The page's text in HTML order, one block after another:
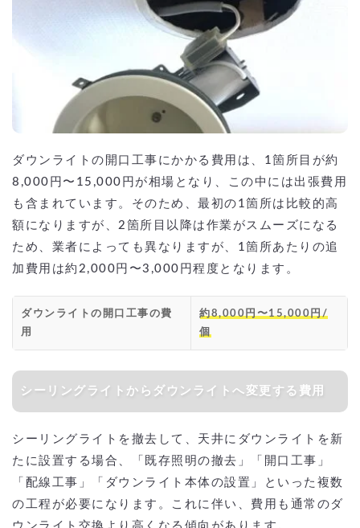
ダウンライトの開口工事にかかる費用は、1箇所目が約
8,000円〜15,000円が相場となり、この中には出張費用
も含まれています。そのため、最初の1箇所は比較的高
額になりますが、2箇所目以降は作業がスムーズになる
ため、業者によっても異なりますが、1箇所あたりの追
加費用は約2,000円〜3,000円程度となります。
ダウンライトの開口工事の費
用
約8,000円〜15,000円/
個
シーリングライトからダウンライトへ変更する費用
シーリングライトを撤去して、天井にダウンライトを新
たに設置する場合、「既存照明の撤去」「開口工事」
「配線工事」「ダウンライト本体の設置」といった複数
の工程が必要になります。これに伴い、費用も通常のダ